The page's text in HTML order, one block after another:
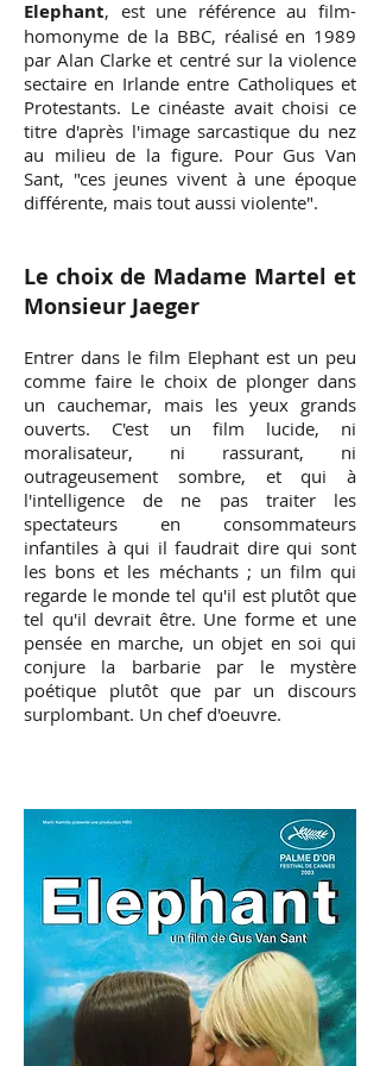
Elephant, est une référence au film-
homonyme de la BBC, réalisé en 1989
par Alan Clarke et centré sur la violence
sectaire en Irlande entre Catholiques et
Protestants. Le cinéaste avait choisi ce
titre d'après l'image sarcastique du nez
au milieu de la figure. Pour Gus Van
Sant, "ces jeunes vivent à une époque
différente, mais tout aussi violente".
Le choix de Madame Martel et
Monsieur Jaeger
Entrer dans le film Elephant est un peu
comme faire le choix de plonger dans
un cauchemar, mais les yeux grands
ouverts. C'est un film lucide, ni
moralisateur, ni rassurant, ni
outrageusement sombre, et qui à
l'intelligence de ne pas traiter les
spectateurs en consommateurs
infantiles à qui il faudrait dire qui sont
les bons et les méchants ; un film qui
regarde le monde tel qu'il est plutôt que
tel qu'il devrait être. Une forme et une
pensée en marche, un objet en soi qui
conjure la barbarie par le mystère
poétique plutôt que par un discours
surplombant. Un chef d'oeuvre.